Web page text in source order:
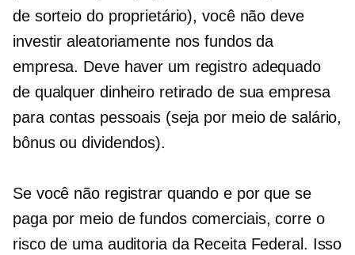
de sorteio do proprietário), você não deve
investir aleatoriamente nos fundos da
empresa. Deve haver um registro adequado
de qualquer dinheiro retirado de sua empresa
para contas pessoais (seja por meio de salário,
bônus ou dividendos).
Se você não registrar quando e por que se
paga por meio de fundos comerciais, corre o
risco de uma auditoria da Receita Federal. Isso